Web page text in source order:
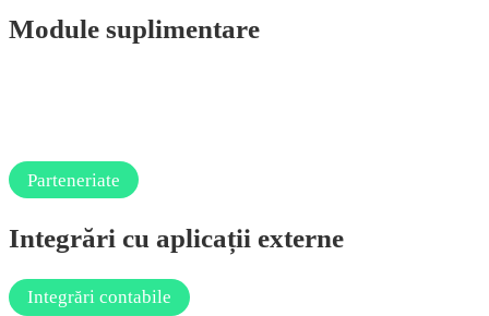
Module suplimentare
Tipărire etichete
Integrare eCommerce
Evidență comenzi clienți
Evidență comenzi de achiziție
Mobile Manager
Recepții Mobile
Import extrase bancare
Expediere SMS
e-Transport
Parteneriate
Integrări cu aplicații externe
Integrări contabile